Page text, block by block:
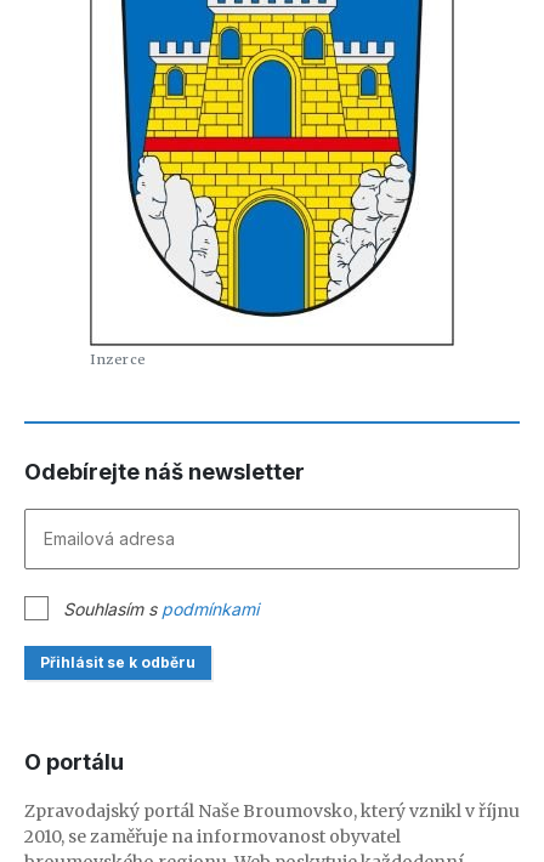
Odebírejte náš newsletter
Souhlasím s podmínkami
Přihlásit se k odběru
O portálu
Zpravodajský portál Naše Broumovsko, který vznikl v říjnu
2010, se zaměřuje na informovanost obyvatel